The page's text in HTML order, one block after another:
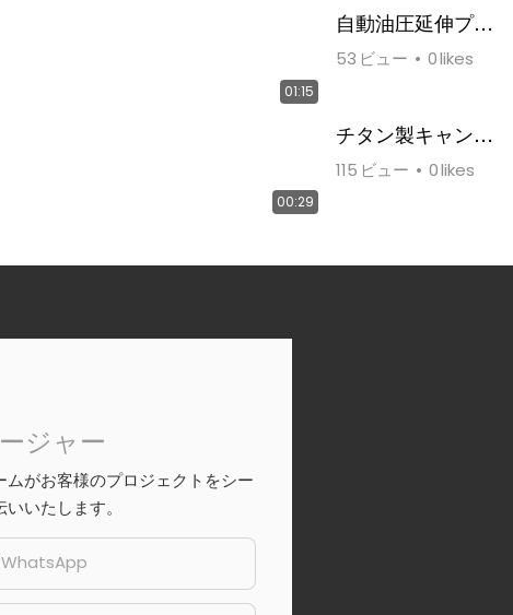
01:15
自動油圧延伸プロ
セス
53 ビュー 0likes
00:29
チタン製キャンプ
＆ミリタリーメス
115 ビュー 0likes
ジャー
がお客様のプロジェクトをシー
いたします。